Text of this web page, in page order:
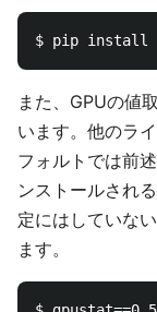
また、GPUの値
います。他のラ
フォルトでは前
ンストールされ
定にはしていな
ます。